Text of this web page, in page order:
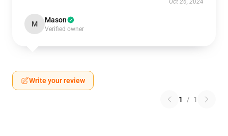
Oct 26, 2024
M Mason
Verified owner
Write your review
1 / 1